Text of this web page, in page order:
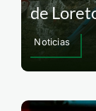
de
Noticias